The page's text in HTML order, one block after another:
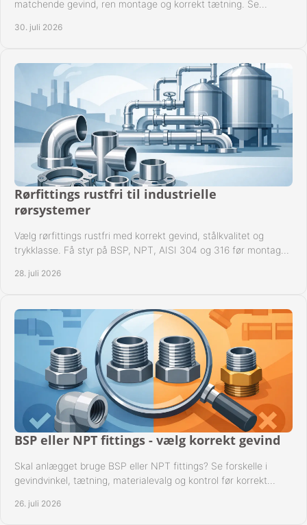
matchende gevind, ren montage og korrekt tætning. Se
30. juli 2026
Rørfittings rustfri til industrielle
rørsystemer
Vælg rørfittings rustfri med korrekt gevind, stålkvalitet og
trykklasse. Få styr på BSP, NPT, AISI 304 og 316 før montage
28. juli 2026
BSP eller NPT fittings - vælg korrekt gevind
Skal anlægget bruge BSP eller NPT fittings? Se forskelle i
gevindvinkel, tætning, materialevalg og kontrol før korrekt
26. juli 2026